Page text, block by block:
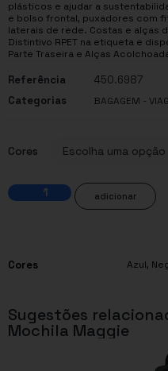
plásticos e ajudar a
e bolso frontal, puxadores com
laterais de rede. Costas e alças
Distintivo RPET na etiqueta e
Parte Traseira e Alças
Referência
450.6987
Categorias
BAGAGEM -
Cores
adicionar
Cores Azul,
Sugestões
Mochila Maggie